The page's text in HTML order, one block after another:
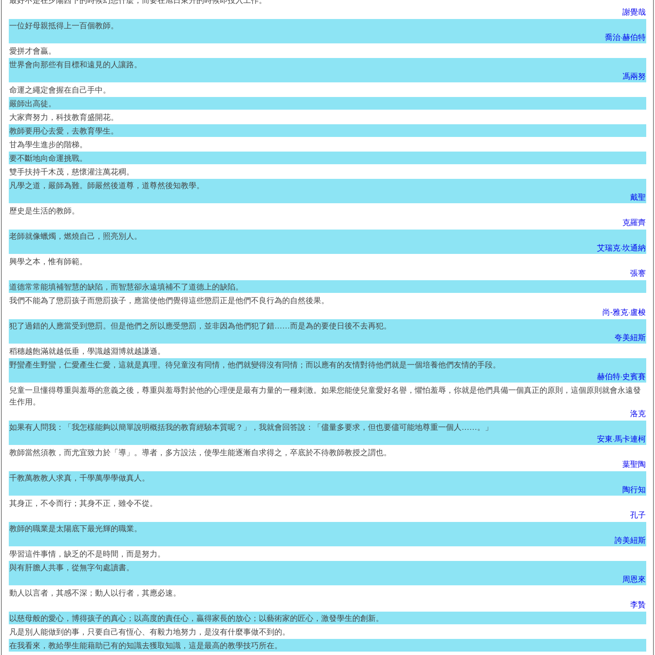
謝覺哉
一位好母親抵得上一百個教師。
喬治·赫伯特
愛拼才會贏。
世界會向那些有目標和遠見的人讓路。
馮兩努
命運之繩定會握在自己手中。
嚴師出高徒。
大家齊努力，科技教育盛開花。
教師要用心去愛，去教育學生。
甘為學生進步的階梯。
要不斷地向命運挑戰。
雙手扶持千木茂，慈懷灌注萬花稠。
凡學之道，嚴師為難。師嚴然後道尊，道尊然後知教學。
戴聖
歷史是生活的教師。
克羅齊
老師就像蠟燭，燃燒自己，照亮別人。
艾瑞克·坎通納
興學之本，惟有師範。
張謇
道德常常能填補智慧的缺陷，而智慧卻永遠填補不了道德上的缺陷。
我們不能為了懲罰孩子而懲罰孩子，應當使他們覺得這些懲罰正是他們不良行為的自然後果。
尚-雅克·盧梭
犯了過錯的人應當受到懲罰。但是他們之所以應受懲罰，並非因為他們犯了錯……而是為的要使日後不去再犯。
夸美紐斯
稻穗越飽滿就越低垂，學識越淵博就越謙遜。
野蠻產生野蠻，仁愛產生仁愛，這就是真理。待兒童沒有同情，他們就變得沒有同情；而以應有的友情對待他們就是一個培養他們友情的手段。
赫伯特·史賓賽
兒童一旦懂得尊重與羞辱的意義之後，尊重與羞辱對於他的心理便是最有力量的一種刺激。如果您能使兒童愛好名譽，懼怕羞辱，你就是他們具備一個真正的原則，這個原則就會永遠發
生作用。
洛克
如果有人問我：「我怎樣能夠以簡單說明概括我的教育經驗本質呢？」，我就會回答說：「儘量多要求，但也要儘可能地尊重一個人……。」
安東·馬卡連柯
教師當然須教，而尤宜致力於「導」。導者，多方設法，使學生能逐漸自求得之，卒底於不待教師教授之謂也。
葉聖陶
千教萬教教人求真，千學萬學學做真人。
陶行知
其身正，不令而行；其身不正，雖令不從。
孔子
教師的職業是太陽底下最光輝的職業。
誇美紐斯
學習這件事情，缺乏的不是時間，而是努力。
與有肝膽人共事，從無字句處讀書。
周恩來
動人以言者，其感不深；動人以行者，其應必速。
李贄
以慈母般的愛心，博得孩子的真心；以高度的責任心，贏得家長的放心；以藝術家的匠心，激發學生的創新。
凡是別人能做到的事，只要自己有恆心、有毅力地努力，是沒有什麼事做不到的。
在我看來，教給學生能藉助已有的知識去獲取知識，這是最高的教學技巧所在。